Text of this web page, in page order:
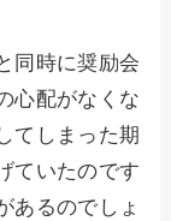
同時に奨励会
心配がなくな
てしまった期
ていたのです
あるのでしょ